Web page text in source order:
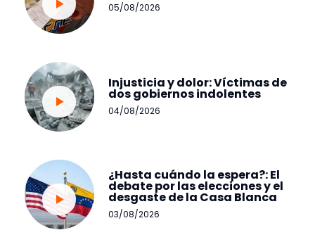
05/08/2026
Injusticia y dolor: Víctimas de
dos gobiernos indolentes
04/08/2026
¿Hasta cuándo la espera?: El
debate por las elecciones y el
desgaste de la Casa Blanca
03/08/2026